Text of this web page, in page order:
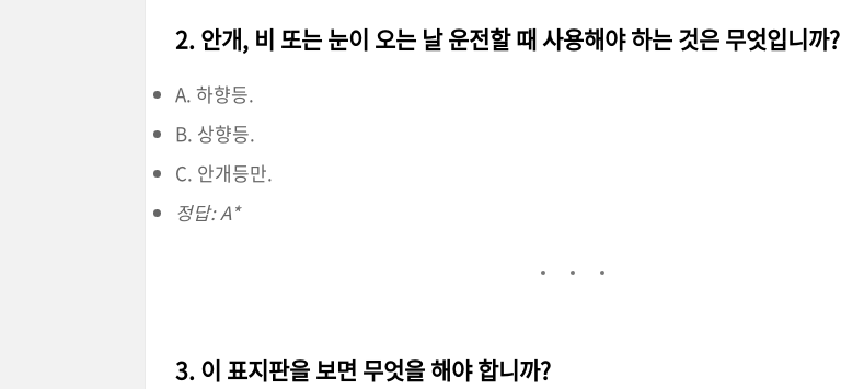
2. 안개, 비 또는 눈이 오는 날 운전할 때 사용해야 하는 것은 무엇입니까?
A. 하향등.
B. 상향등.
C. 안개등만.
정답: A*
3. 이 표지판을 보면 무엇을 해야 합니까?